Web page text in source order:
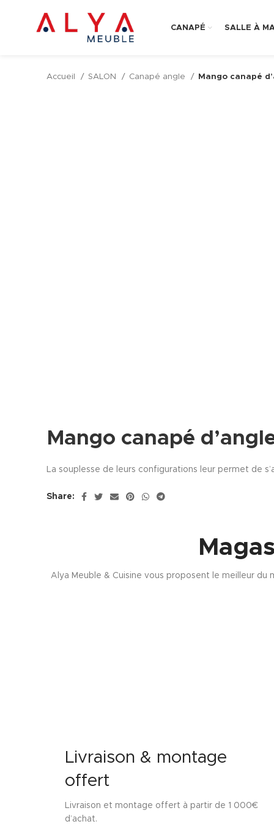
CANAPÉ SALLE À
Accueil SALON Canapé angle Mango canapé
Mango canapé
La souplesse de leurs configurations leur permet de
Share:
Alya Meuble & Cuisine vous proposent le meilleur du
Livraison & montage
offert
Livraison et montage offert à partir de 1 000€
d’achat.